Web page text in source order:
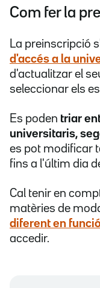
Com fer la
La preinscripció
d'accés a la
d'actualitzar el
seleccionar els
Es poden triar
universitaris,
es pot modificar
fins a l'últim dia
Cal tenir en
matèries de
diferent en
accedir.